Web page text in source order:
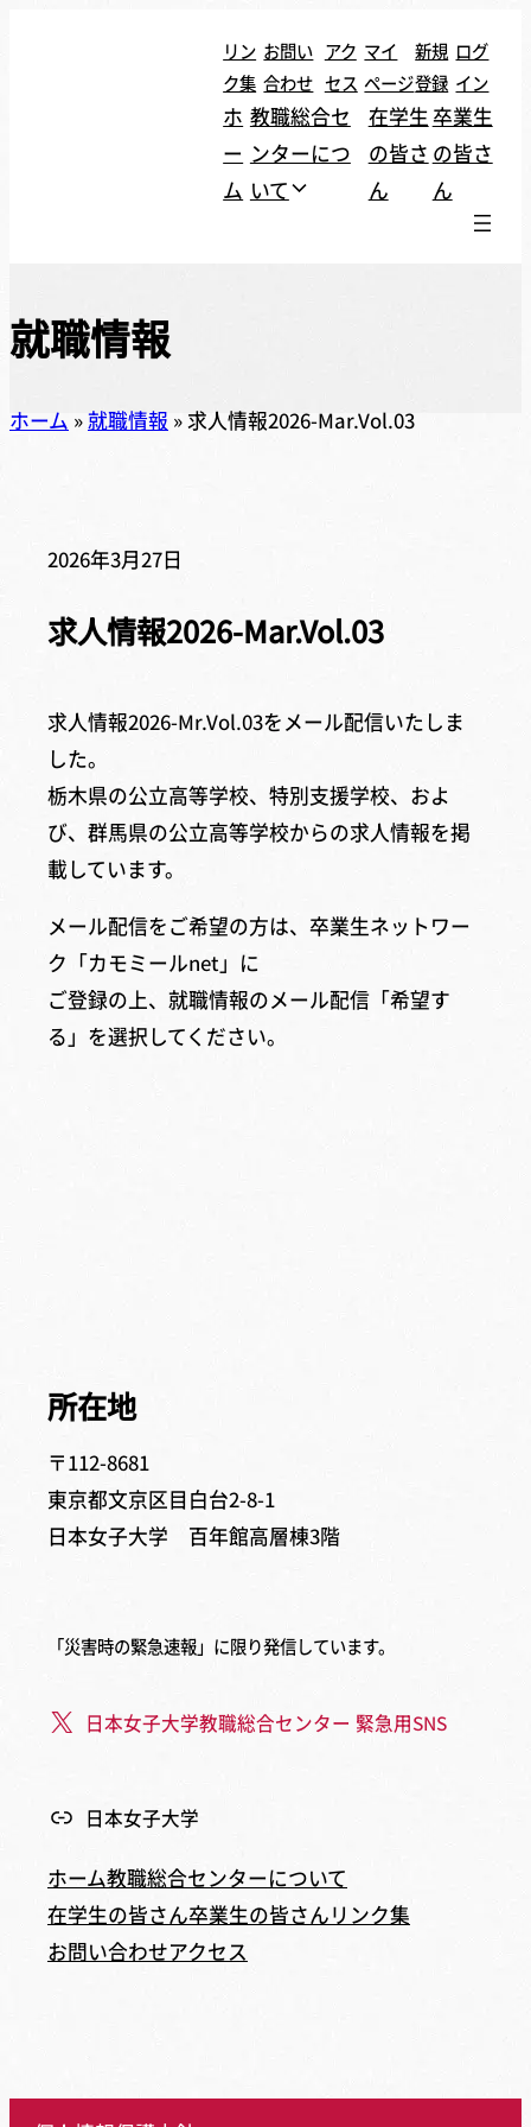
リン
ク集
お問い
合わせ
アク
セス
マイ
ページ
新規
登録
ログ
イン
ホ
ー
ム
教職総合セ
ンターにつ
いて
在学生
の皆さ
ん
卒業生
の皆さ
ん
就職情報
ホーム »就職情報 »求人情報2026-Mar.Vol.03
2026年3月27日
求人情報2026-Mar.Vol.03
求人情報2026-Mr.Vol.03をメール配信いたしま
した。
栃木県の公立高等学校、特別支援学校、およ
び、群馬県の公立高等学校からの求人情報を掲
載しています。
メール配信をご希望の方は、卒業生ネットワー
ク「カモミールnet」に
ご登録の上、就職情報のメール配信「希望す
る」を選択してください。
所在地
〒112-8681
東京都文京区目白台2-8-1
日本女子大学 百年館高層棟3階
「災害時の緊急速報」に限り発信しています。
日本女子大学教職総合センター 緊急用SNS
日本女子大学
ホーム教職総合センターについて
在学生の皆さん卒業生の皆さんリンク集
お問い合わせアクセス